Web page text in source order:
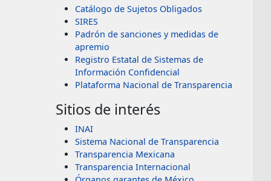
Catálogo de Sujetos Obligados
SIRES
Padrón de sanciones y medidas de
apremio
Registro Estatal de Sistemas de
Información Confidencial
Plataforma Nacional de Transparencia
Sitios de interés
INAI
Sistema Nacional de Transparencia
Transparencia Mexicana
Transparencia Internacional